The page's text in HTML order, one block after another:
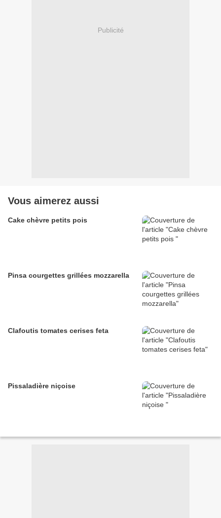
Publicité
Vous aimerez aussi
Cake chèvre petits pois
Pinsa courgettes grillées mozzarella
Clafoutis tomates cerises feta
Pissaladière niçoise